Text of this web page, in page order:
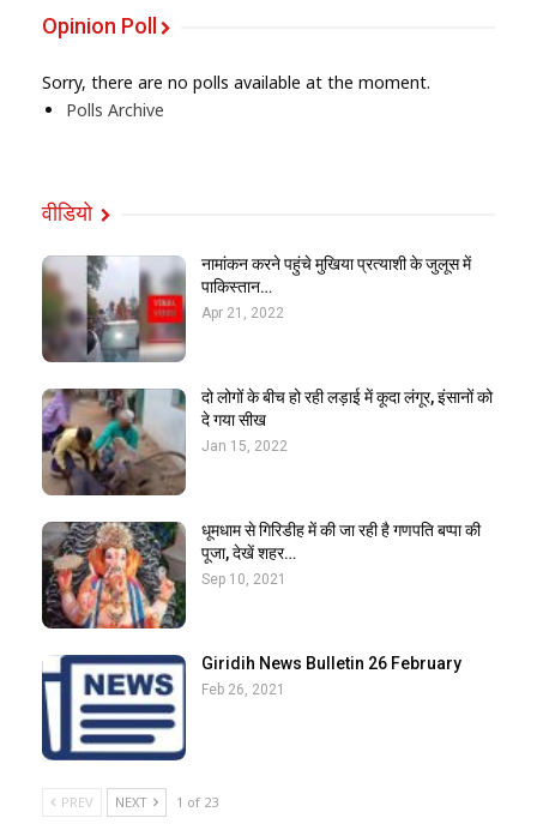
Opinion Poll
Sorry, there are no polls available at the moment.
Polls Archive
वीडियो
नामांकन करने पहुंचे मुखिया प्रत्याशी के जुलूस में
पाकिस्तान…
Apr 21, 2022
दो लोगों के बीच हो रही लड़ाई में कूदा लंगूर, इंसानों को
दे गया सीख
Jan 15, 2022
धूमधाम से गिरिडीह में की जा रही है गणपति बप्पा की
पूजा, देखें शहर…
Sep 10, 2021
Giridih News Bulletin 26 February
Feb 26, 2021
PREV NEXT 1 of 23